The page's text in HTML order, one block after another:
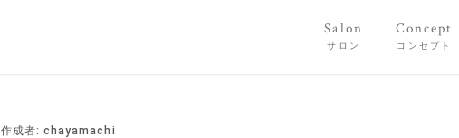
Salon
サロン
Concept
コンセプト
作成者:chayamachi